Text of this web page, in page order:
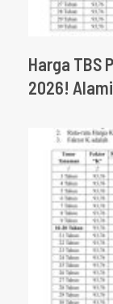
Harga TBS
2026!